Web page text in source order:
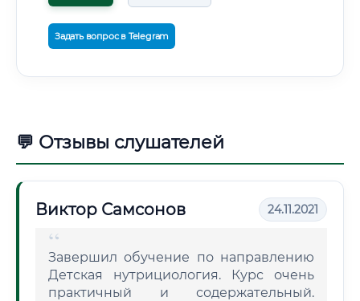
Задать вопрос в Telegram
💬 Отзывы слушателей
Виктор Самсонов 24.11.2021
Завершил обучение по направлению
Детская нутрициология. Курс очень
практичный и содержательный.